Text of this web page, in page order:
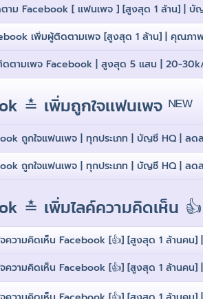
าม Facebook [ เเฟนเพจ ] [สูงสุด 1 ล้าน] |
เพิ่มผู้ติดตามเพจ [สูงสุด 1 ล้าน] | คุณภ
ตามเพจ Facebook | สูงสุด 5 เเสน | 20-
≛ เพิ่มถูกใจเเฟนเพจ ᴺᴱᵂ
ถูกใจเเฟนเพจ | ทุกประเภท | บัญชี HQ |
ถูกใจเเฟนเพจ | ทุกประเภท | บัญชี HQ |
≛ เพิ่มไลค์ความคิดเห็น 👍
ความคิดเห็น Facebook [👍] [สูงสุด 1 ล้านคน]
ความคิดเห็น Facebook [👍] [สูงสุด 1 ล้านคน]